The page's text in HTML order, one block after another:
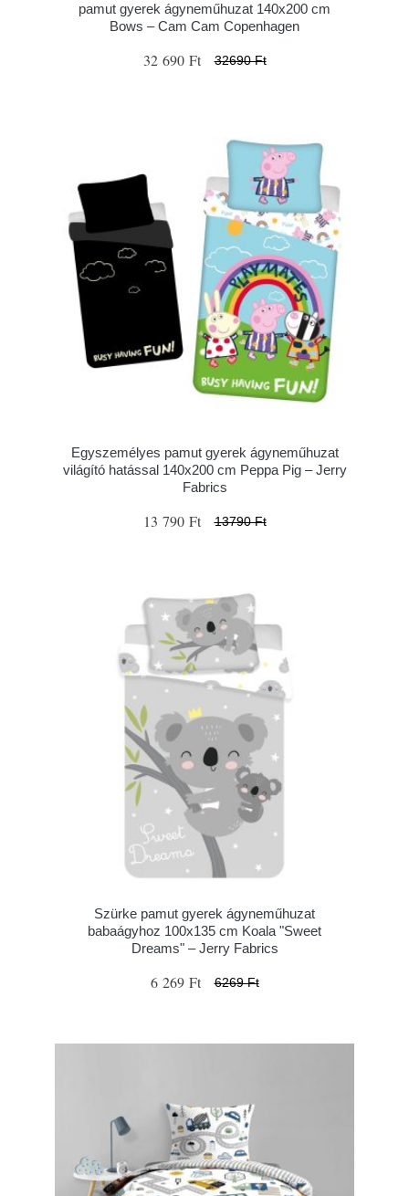
pamut gyerek ágyneműhuzat 140x200 cm
Bows – Cam Cam Copenhagen
32 690 Ft 32690 Ft
Egyszemélyes pamut gyerek ágyneműhuzat
világító hatással 140x200 cm Peppa Pig – Jerry
Fabrics
13 790 Ft 13790 Ft
Szürke pamut gyerek ágyneműhuzat
babaágyhoz 100x135 cm Koala "Sweet
Dreams" – Jerry Fabrics
6 269 Ft 6269 Ft